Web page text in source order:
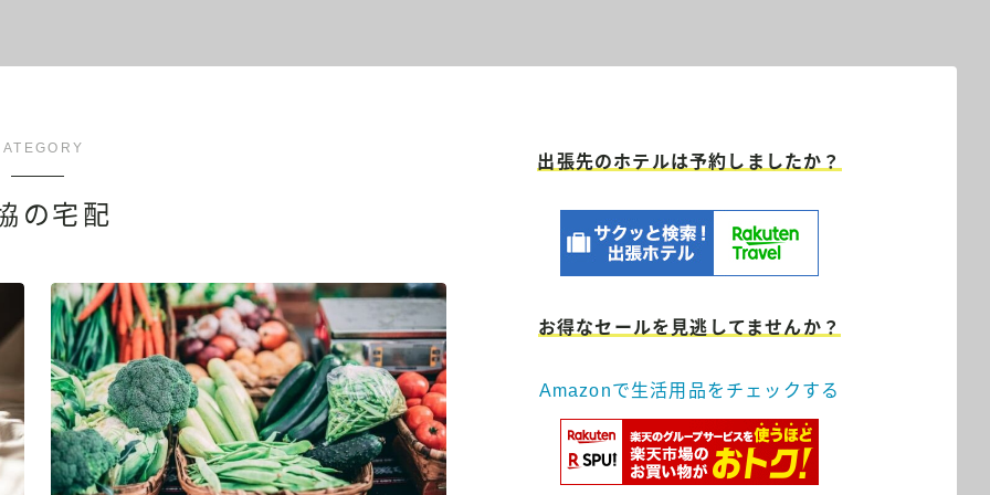
の宅配
出張先のホテルは予約しましたか？
お得なセールを見逃してませんか？
Amazonで生活用品をチェックする